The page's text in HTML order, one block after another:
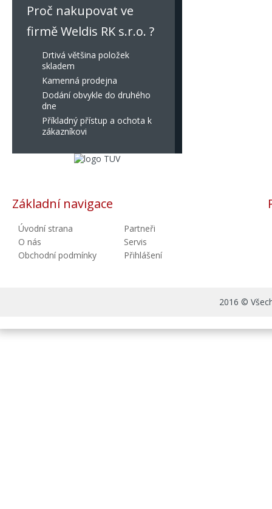
Proč nakupovat ve
firmě Weldis RK s.r.o. ?
Drtivá většina položek
skladem
Kamenná prodejna
Dodání obvykle do druhého
dne
Příkladný přístup a ochota k
zákazníkovi
Základní navigace
Úvodní strana
O nás
Obchodní podmínky
Partneři
Servis
Přihlášení
2016 ©